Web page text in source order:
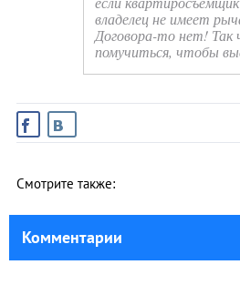
владелец не имеет
Договора-то нет! Так
помучиться, чтобы
Смотрите также:
Комментарии